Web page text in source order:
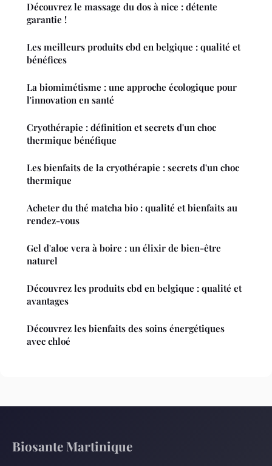
Découvrez le massage du dos à nice : détente
garantie !
Les meilleurs produits cbd en belgique : qualité et
bénéfices
La biomimétisme : une approche écologique pour
l'innovation en santé
Cryothérapie : définition et secrets d'un choc
thermique bénéfique
Les bienfaits de la cryothérapie : secrets d'un choc
thermique
Acheter du thé matcha bio : qualité et bienfaits au
rendez-vous
Gel d'aloe vera à boire : un élixir de bien-être
naturel
Découvrez les produits cbd en belgique : qualité et
avantages
Découvrez les bienfaits des soins énergétiques
avec chloé
Biosante Martinique